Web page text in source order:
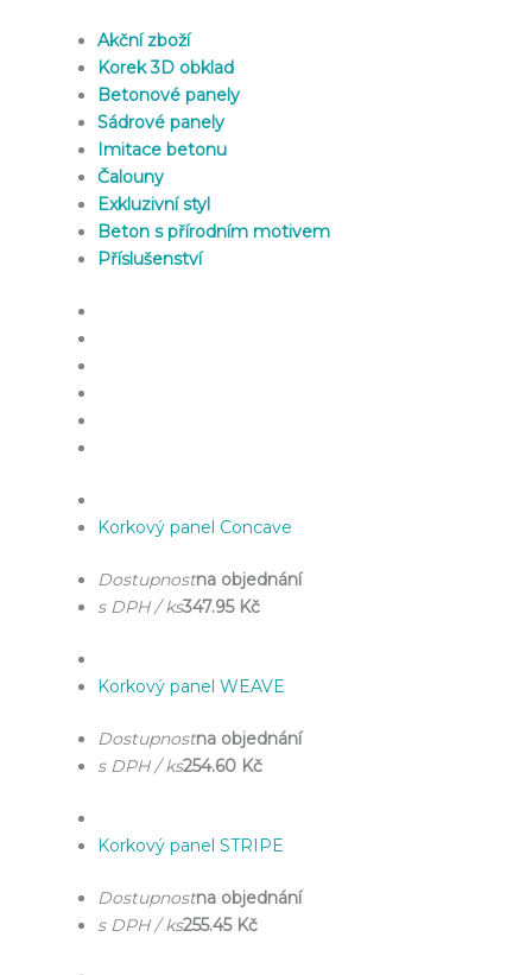
Akční zboží
Korek 3D obklad
Betonové panely
Sádrové panely
Imitace betonu
Čalouny
Exkluzivní styl
Beton s přírodním motivem
Příslušenství
Korkový panel Concave
Dostupnostna objednání
s DPH / ks347.95 Kč
Korkový panel WEAVE
Dostupnostna objednání
s DPH / ks254.60 Kč
Korkový panel STRIPE
Dostupnostna objednání
s DPH / ks255.45 Kč